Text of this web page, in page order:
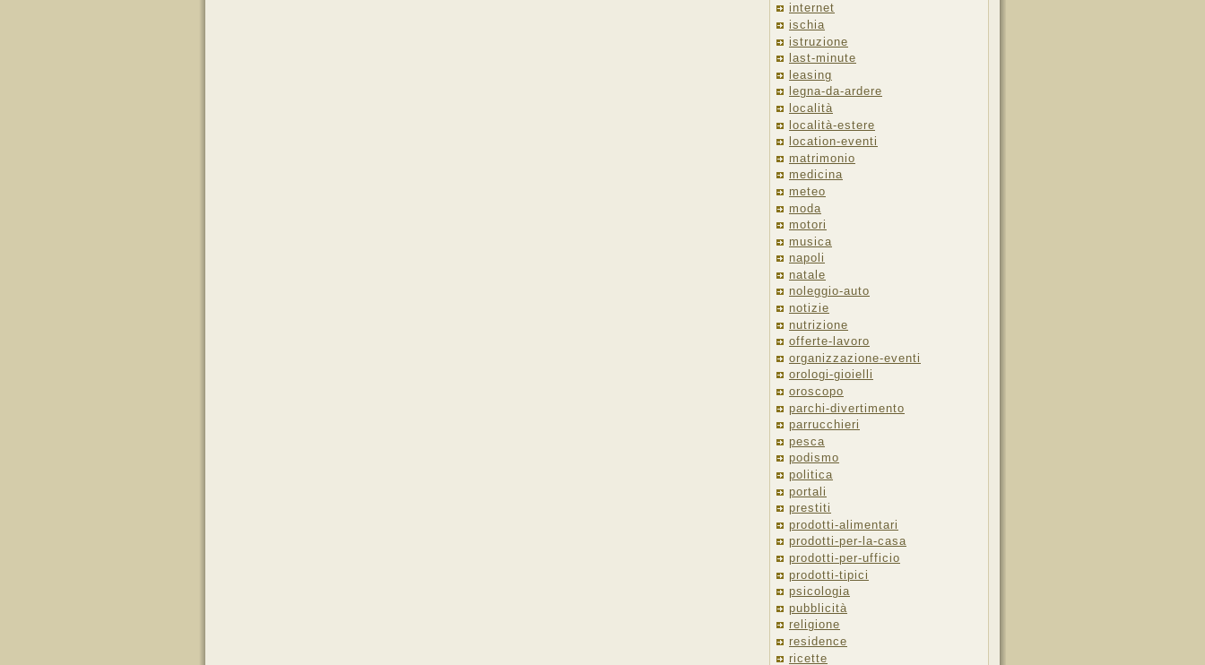
internet
ischia
istruzione
last-minute
leasing
legna-da-ardere
località
località-estere
location-eventi
matrimonio
medicina
meteo
moda
motori
musica
napoli
natale
noleggio-auto
notizie
nutrizione
offerte-lavoro
organizzazione-eventi
orologi-gioielli
oroscopo
parchi-divertimento
parrucchieri
pesca
podismo
politica
portali
prestiti
prodotti-alimentari
prodotti-per-la-casa
prodotti-per-ufficio
prodotti-tipici
psicologia
pubblicità
religione
residence
ricette